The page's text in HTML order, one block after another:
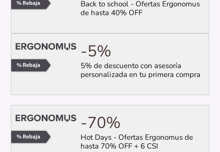
Back to school - Ofertas Ergonomus
de hasta 40% OFF
-5%
5% de descuento con asesoría
personalizada en tu primera compra
-70%
Hot Days - Ofertas Ergonomus de
hasta 70% OFF + 6 CSI